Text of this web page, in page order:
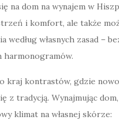
na dom na wynajem w
i komfort, ale także
według własnych zasad –
harmonogramów.
kraj kontrastów, gdzie
z tradycją. Wynajmując
klimat na własnej skórze: